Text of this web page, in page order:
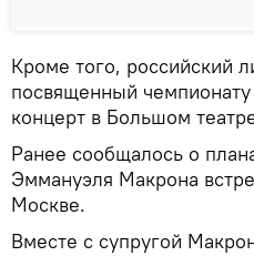
Кроме того, российский
посвященный
концерт в Большом
Ранее сообщалось о
Эммануэля Макрона
Москве.
Вместе с супругой